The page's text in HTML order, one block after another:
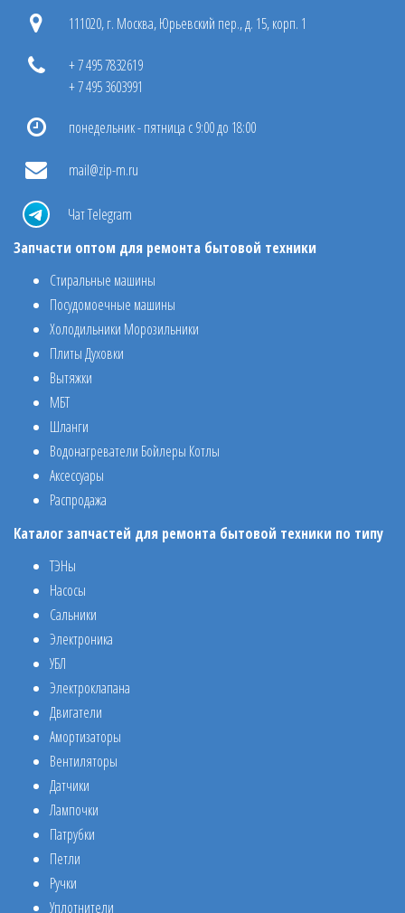
111020, г. Москва, Юрьевский пер., д. 15, корп. 1
+ 7 495 7832619
+ 7 495 3603991
понедельник - пятница с 9:00 до 18:00
mail@zip-m.ru
Чат Telegram
Запчасти оптом для ремонта бытовой техники
Стиральные машины
Посудомоечные машины
Холодильники Морозильники
Плиты Духовки
Вытяжки
МБТ
Шланги
Водонагреватели Бойлеры Котлы
Аксессуары
Распродажа
Каталог запчастей для ремонта бытовой техники по типу
ТЭНы
Насосы
Сальники
Электроника
УБЛ
Электроклапана
Двигатели
Амортизаторы
Вентиляторы
Датчики
Лампочки
Патрубки
Петли
Ручки
Уплотнители